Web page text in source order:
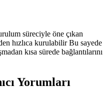
süreciyle öne çıkan
hızlıca kurulabilir Bu sayede
kısa sürede bağlantılarını
Yorumları